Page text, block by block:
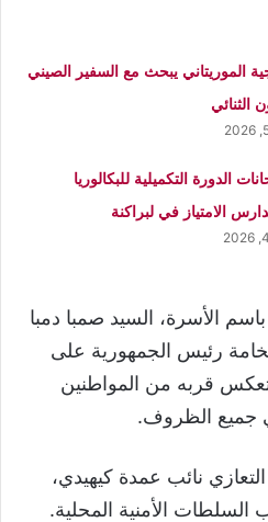
الموريتاني يبحث مع السفير الصيني
الثنائي
الدورة التكميلية للبكالوريا
الامتياز في لبراكنة
الأسرة، السيد صمبا دمبا
رئيس الجمهورية على
تعكس قربه من المواطنين
جميع الظروف.
نائب عمدة كيهيدي،
الأمنية المحلية.